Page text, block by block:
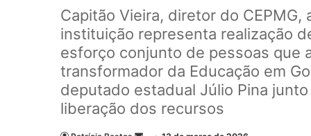
Capitão Vieira, diretor do
instituição representa realização
esforço conjunto de pessoas que
transformador da Educação em
deputado estadual Júlio Pina
liberação dos recursos